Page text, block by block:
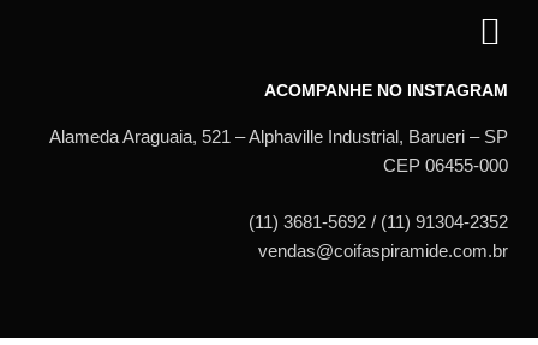
ACOMPANHE NO INSTAGRAM
Alameda Araguaia, 521 – Alphaville Industrial, Barueri – SP
CEP 06455-000
(11) 3681-5692 / (11) 91304-2352
vendas@coifaspiramide.com.br